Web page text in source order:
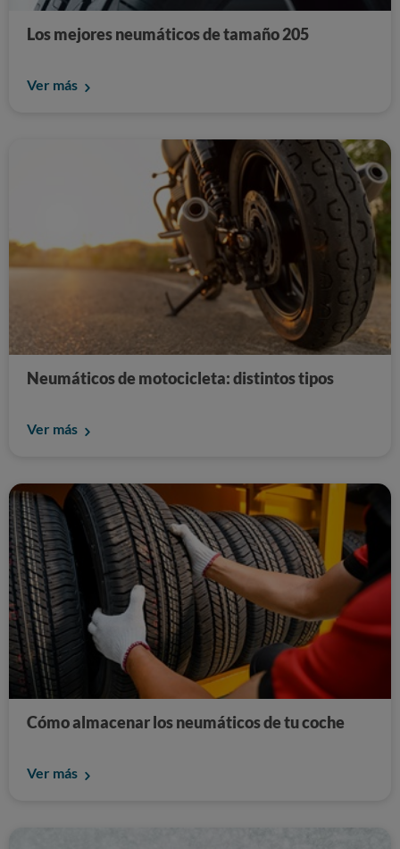
Los mejores neumáticos de tamaño 205
Ver más
Neumáticos de motocicleta: distintos tipos
Ver más
Cómo almacenar los neumáticos de tu coche
Ver más